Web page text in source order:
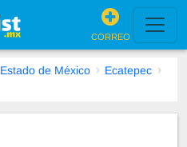
CORREO
Estado de México
Ecatepec